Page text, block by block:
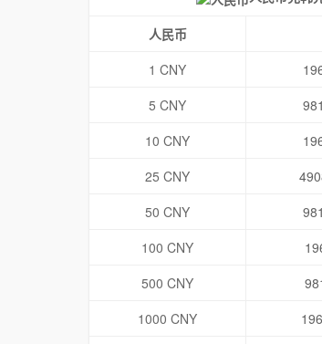
人民币
1 CNY
5 CNY
10 CNY
25 CNY
50 CNY
100 CNY
500 CNY
1000 CNY